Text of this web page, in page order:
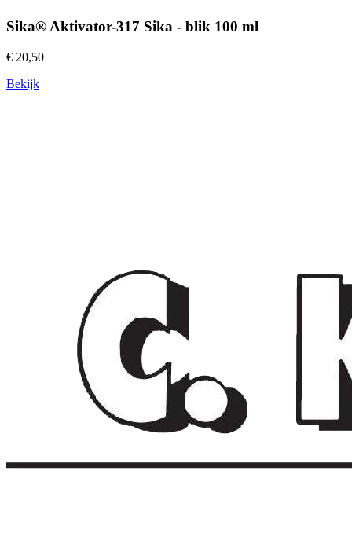
Sika® Aktivator-317 Sika - blik 100 ml
€ 20,50
Bekijk